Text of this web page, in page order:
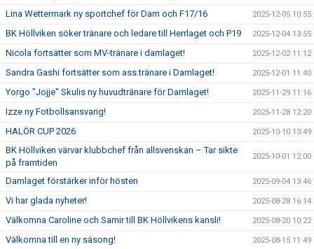
Lina Wettermark ny sportchef för Dam och F17/16 2025-12-05 10:55
BK Höllviken söker tränare och ledare till Herrlaget och P19 2025-12-04 13:55
Nicola fortsätter som MV-tränare i damlaget! 2025-12-02 11:12
Sandra Gashi fortsätter som ass.tränare i Damlaget! 2025-12-01 11:40
Yorgo "Jojje" Skulis ny huvudtränare för Damlaget! 2025-11-29 11:16
Izze ny Fotbollsansvarig! 2025-11-28 12:20
HALÖR CUP 2026 2025-10-10 13:49
BK Höllviken värvar klubbchef från allsvenskan – Tar sikte
på framtiden
2025-10-01 12:00
Damlaget förstärker inför hösten 2025-09-04 13:46
Vi har glada nyheter! 2025-08-28 16:14
Välkomna Caroline och Samir till BK Höllvikens kansli! 2025-08-20 10:22
Välkomna till en ny säsong! 2025-08-15 11:49